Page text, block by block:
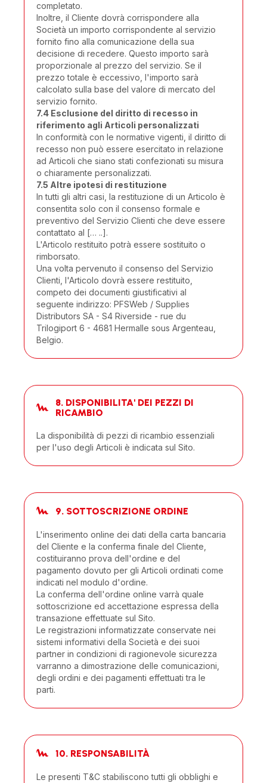
completato.
Inoltre, il Cliente dovrà corrispondere alla
Società un importo corrispondente al servizio
fornito fino alla comunicazione della sua
decisione di recedere. Questo importo sarà
proporzionale al prezzo del servizio. Se il
prezzo totale è eccessivo, l'importo sarà
calcolato sulla base del valore di mercato del
servizio fornito.
7.4 Esclusione del diritto di recesso in
riferimento agli Articoli personalizzati
In conformità con le normative vigenti, il diritto di
recesso non può essere esercitato in relazione
ad Articoli che siano stati confezionati su misura
o chiaramente personalizzati.
7.5 Altre ipotesi di restituzione
In tutti gli altri casi, la restituzione di un Articolo è
consentita solo con il consenso formale e
preventivo del Servizio Clienti che deve essere
contattato al [… ..].
L'Articolo restituito potrà essere sostituito o
rimborsato.
Una volta pervenuto il consenso del Servizio
Clienti, l'Articolo dovrà essere restituito,
competo dei documenti giustificativi al
seguente indirizzo: PFSWeb / Supplies
Distributors SA - S4 Riverside - rue du
Trilogiport 6 - 4681 Hermalle sous Argenteau,
Belgio.
8. DISPONIBILITA' DEI PEZZI DI
RICAMBIO
La disponibilità di pezzi di ricambio essenziali
per l'uso degli Articoli è indicata sul Sito.
9. SOTTOSCRIZIONE ORDINE
L'inserimento online dei dati della carta bancaria
del Cliente e la conferma finale del Cliente,
costituiranno prova dell'ordine e del
pagamento dovuto per gli Articoli ordinati come
indicati nel modulo d'ordine.
La conferma dell'ordine online varrà quale
sottoscrizione ed accettazione espressa della
transazione effettuate sul Sito.
Le registrazioni informatizzate conservate nei
sistemi informativi della Società e dei suoi
partner in condizioni di ragionevole sicurezza
varranno a dimostrazione delle comunicazioni,
degli ordini e dei pagamenti effettuati tra le
parti.
10. RESPONSABILITÀ
Le presenti T&C stabiliscono tutti gli obblighi e